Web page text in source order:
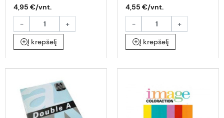
4,95 €/vnt.
-
+
Į krepšelį
4,55 €/vnt.
-
+
Į krepšelį